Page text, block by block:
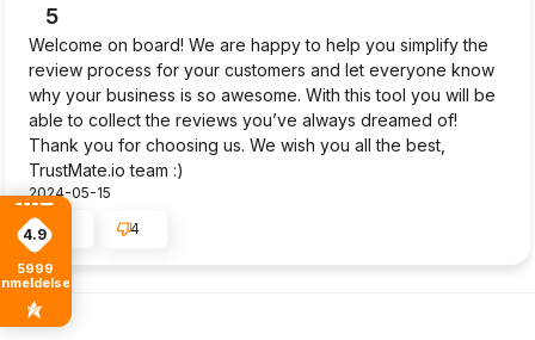
5
Welcome on board! We are happy to help you simplify the
review process for your customers and let everyone know
why your business is so awesome. With this tool you will be
able to collect the reviews you’ve always dreamed of!
Thank you for choosing us. We wish you all the best,
TrustMate.io team :)
2024-05-15
4
4.9
5999